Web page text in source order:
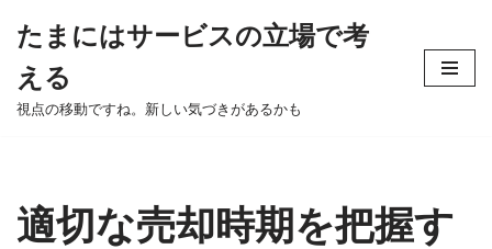
to
content
たまにはサービスの立場で考
える
視点の移動ですね。新しい気づきがあるかも
適切な売却時期を把握す